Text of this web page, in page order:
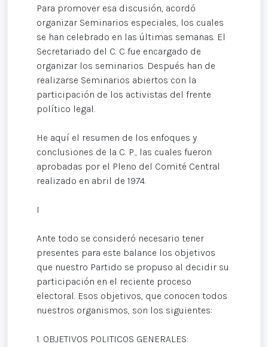
Para promover esa discusión, acordó
organizar Seminarios especiales, los cuales
se han celebrado en las últimas semanas. El
Secretariado del C. C fue encargado de
organizar los seminarios. Después han de
realizarse Seminarios abiertos con la
participación de los activistas del frente
político legal.
He aquí el resumen de los enfoques y
conclusiones de la C. P., las cuales fueron
aprobadas por el Pleno del Comité Central
realizado en abril de 1974.
I
Ante todo se consideró necesario tener
presentes para este balance los objetivos
que nuestro Partido se propuso al decidir su
participación en el reciente proceso
electoral. Esos objetivos, que conocen todos
nuestros organismos, son los siguientes:
1. OBJETIVOS POLITICOS GENERALES: